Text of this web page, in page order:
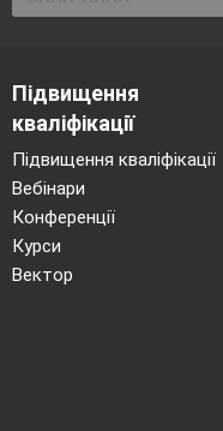
Підвищення
кваліфікації
Підвищення кваліфікації
Вебінари
Конференції
Курси
Вектор